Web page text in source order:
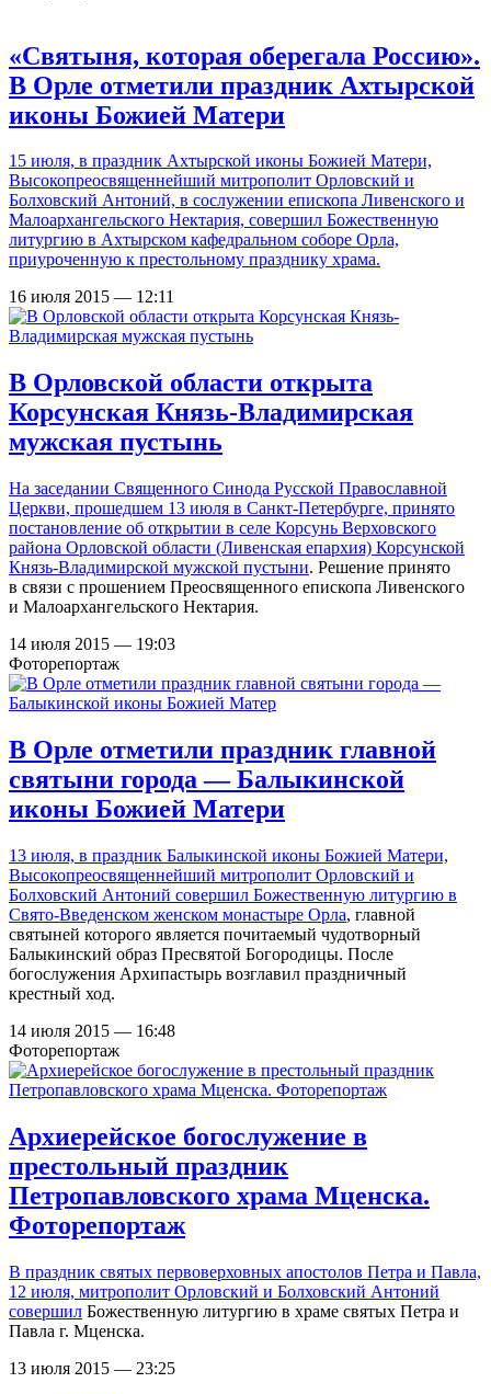
«Святыня, которая оберегала Россию».
В Орле отметили праздник Ахтырской
иконы Божией Матери
15 июля, в праздник Ахтырской иконы Божией Матери,
Высокопреосвященнейший митрополит Орловский и
Болховский Антоний, в сослужении епископа Ливенского и
Малоархангельского Нектария, совершил Божественную
литургию в Ахтырском кафедральном соборе Орла,
приуроченную к престольному празднику храма.
16 июля 2015 — 12:11
В Орловской области открыта
Корсунская Князь-Владимирская
мужская пустынь
На заседании Священного Синода Русской Православной
Церкви, прошедшем 13 июля в Санкт-Петербурге, принято
постановление об открытии в селе Корсунь Верховского
района Орловской области (Ливенская епархия) Корсунской
Князь-Владимирской мужской пустыни. Решение принято
в связи с прошением Преосвященного епископа Ливенского
и Малоархангельского Нектария.
14 июля 2015 — 19:03
Фоторепортаж
В Орле отметили праздник главной
святыни города — Балыкинской
иконы Божией Матери
13 июля, в праздник Балыкинской иконы Божией Матери,
Высокопреосвященнейший митрополит Орловский и
Болховский Антоний совершил Божественную литургию в
Свято-Введенском женском монастыре Орла, главной
святыней которого является почитаемый чудотворный
Балыкинский образ Пресвятой Богородицы. После
богослужения Архипастырь возглавил праздничный
крестный ход.
14 июля 2015 — 16:48
Фоторепортаж
Архиерейское богослужение в
престольный праздник
Петропавловского храма Мценска.
Фоторепортаж
В праздник святых первоверховных апостолов Петра и Павла,
12 июля, митрополит Орловский и Болховский Антоний
совершил Божественную литургию в храме святых Петра и
Павла г. Мценска.
13 июля 2015 — 23:25